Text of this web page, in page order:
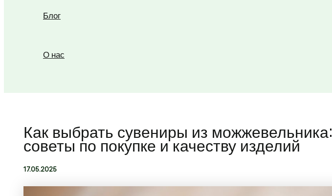
Блог
О нас
Как выбрать сувениры из можжевельника:
советы по покупке и качеству изделий
17.05.2025